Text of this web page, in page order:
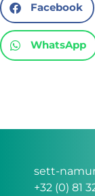
Facebook
WhatsApp
sett-
+32 (0) 81